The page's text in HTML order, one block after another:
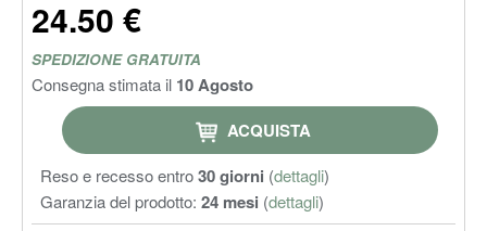
24.50 €
SPEDIZIONE GRATUITA
Consegna stimata il 10 Agosto
ACQUISTA
Reso e recesso entro30 giorni (dettagli)
Garanzia del prodotto: 24 mesi (dettagli)